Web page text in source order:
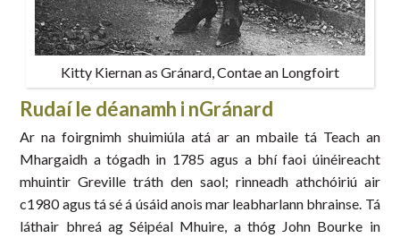
Kitty Kiernan as Gránard, Contae an Longfoirt
Rudaí le déanamh i nGránard
Ar na foirgnimh shuimiúla atá ar an mbaile tá Teach an
Mhargaidh a tógadh in 1785 agus a bhí faoi úinéireacht
mhuintir Greville tráth den saol; rinneadh athchóiriú air
c1980 agus tá sé á úsáid anois mar leabharlann bhrainse. Tá
láthair bhreá ag Séipéal Mhuire, a thóg John Bourke in